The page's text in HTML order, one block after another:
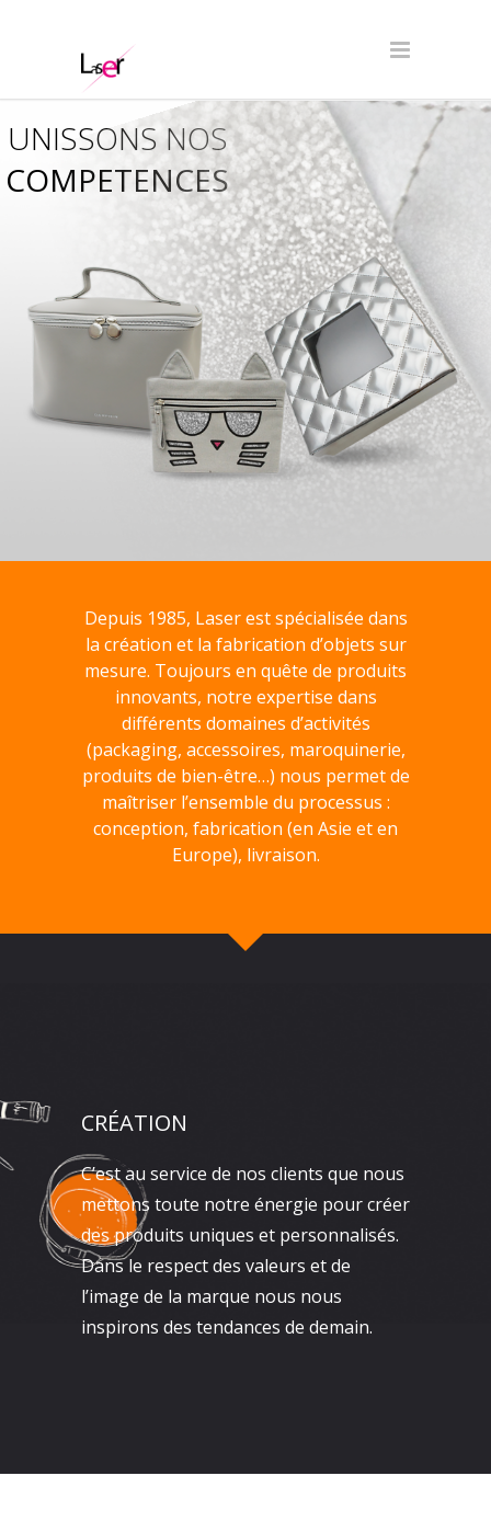
COMPETENCES
UNISSONS NOS
Depuis 1985, Laser est spécialisée dans
la création et la fabrication d’objets sur
mesure. Toujours en quête de produits
innovants, notre expertise dans
différents domaines d’activités
(packaging, accessoires, maroquinerie,
produits de bien-être…) nous permet de
maîtriser l’ensemble du processus :
conception, fabrication (en Asie et en
Europe), livraison.
CRÉATION
C’est au service de nos clients que nous
mettons toute notre énergie pour créer
des produits uniques et personnalisés.
Dans le respect des valeurs et de
l’image de la marque nous nous
inspirons des tendances de demain.